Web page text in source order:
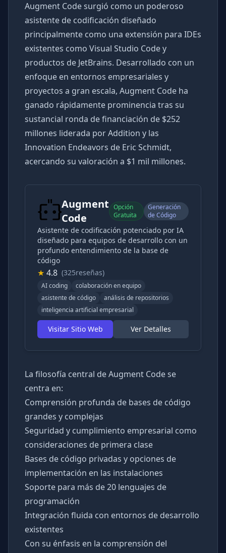
Augment Code surgió como un poderoso
asistente de codificación diseñado
principalmente como una extensión para IDEs
existentes como Visual Studio Code y
productos de JetBrains. Desarrollado con un
enfoque en entornos empresariales y
proyectos a gran escala, Augment Code ha
ganado rápidamente prominencia tras su
sustancial ronda de financiación de $252
millones liderada por Addition y las
Innovation Endeavors de Eric Schmidt,
acercando su valoración a $1 mil millones.
Augment
Code
Opción
Gratuita
Generación
de Código
Asistente de codificación potenciado por IA
diseñado para equipos de desarrollo con un
profundo entendimiento de la base de
código
★ 4.8 (325reseñas)
AI coding
colaboración en equipo
asistente de código
análisis de repositorios
inteligencia artificial empresarial
Visitar Sitio Web Ver Detalles
La filosofía central de Augment Code se
centra en:
Comprensión profunda de bases de código
grandes y complejas
Seguridad y cumplimiento empresarial como
consideraciones de primera clase
Bases de código privadas y opciones de
implementación en las instalaciones
Soporte para más de 20 lenguajes de
programación
Integración fluida con entornos de desarrollo
existentes
Con su énfasis en la comprensión del